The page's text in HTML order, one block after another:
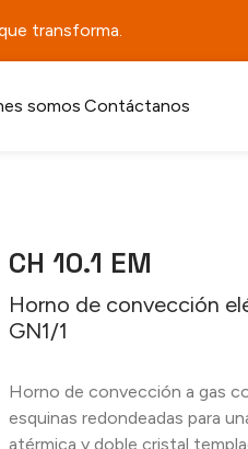
transforma.
somos Contáctanos
CH 10.1 EM
Horno de convección
GN1/1
Horno de convección a gas
esquinas redondeadas para
atérmica y doble cristal